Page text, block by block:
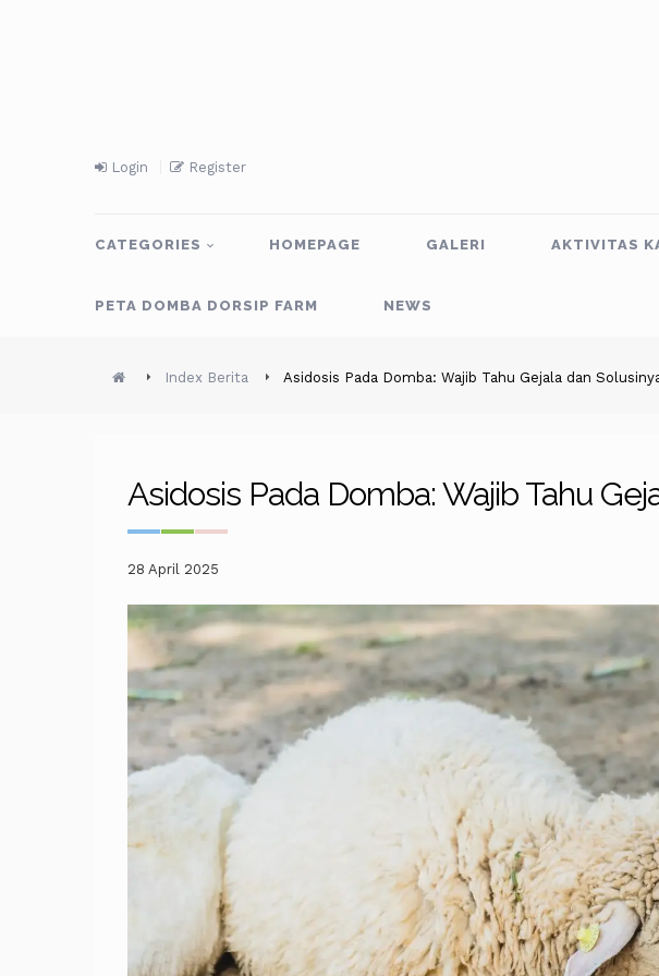
Login Register
CATEGORIES HOMEPAGE GALERI AKTIVITAS
PETA DOMBA DORSIP FARM NEWS
Index Berita Asidosis Pada Domba: Wajib Tahu Gejala dan
Asidosis Pada Domba: Wajib Tahu
28 April 2025